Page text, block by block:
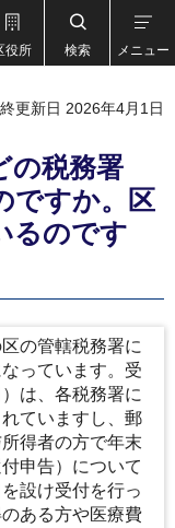
役所 検索 メニュー
更新日 2026年4月1日
の税務署
ですか。区
るのです
の管轄税務署に
っています。受
は、各税務署に
ていますし、郵
得者の方で年末
申告）について
設け受付を行っ
ある方や医療費